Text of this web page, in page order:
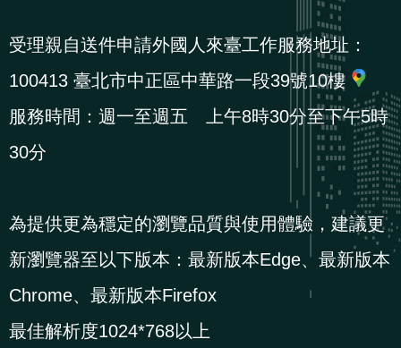
s
私
及
訊
安
全
受理親自送件申請外國人來臺工作服務地址：
100413 臺北市中正區中華路一段39號10樓
服務時間：週一至週五 上午8時30分至下午5時
30分
為提供更為穩定的瀏覽品質與使用體驗，建議更
新瀏覽器至以下版本：最新版本Edge、最新版本
Chrome、最新版本Firefox
最佳解析度1024*768以上